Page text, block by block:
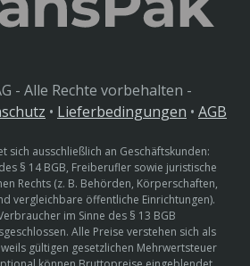
- Alle Rechte vorbehalten -
• Lieferbedingungen • AGB
sich ausschließlich an Geschäftskunden:
§ 14 BGB, Freiberufler sowie juristische
Rechts (z. B. Behörden, Körperschaften,
vergleichbare öffentliche Einrichtungen).
im Sinne des § 13 BGB
Alle Preise verstehen sich als
gültigen gesetzlichen Mehrwertsteuer